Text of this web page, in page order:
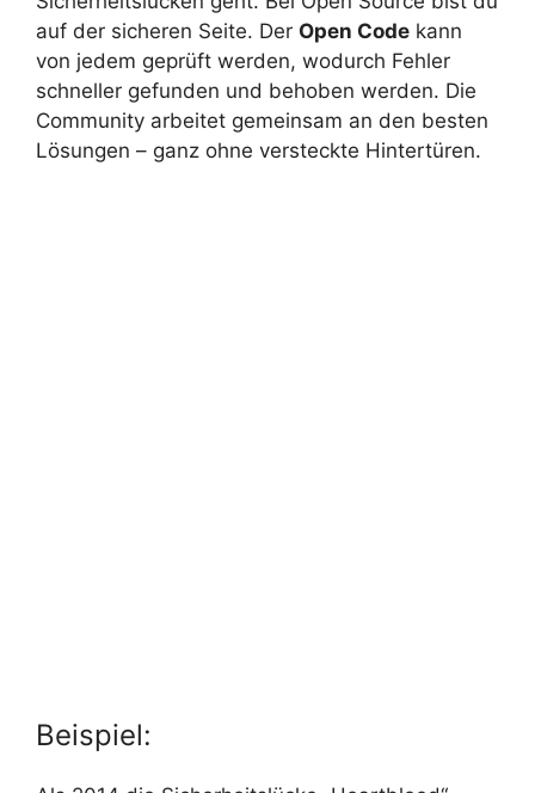
auf der sicheren Seite. Der Open Code kann
von jedem geprüft werden, wodurch Fehler
schneller gefunden und behoben werden. Die
Community arbeitet gemeinsam an den besten
Lösungen – ganz ohne versteckte Hintertüren.
Beispiel: